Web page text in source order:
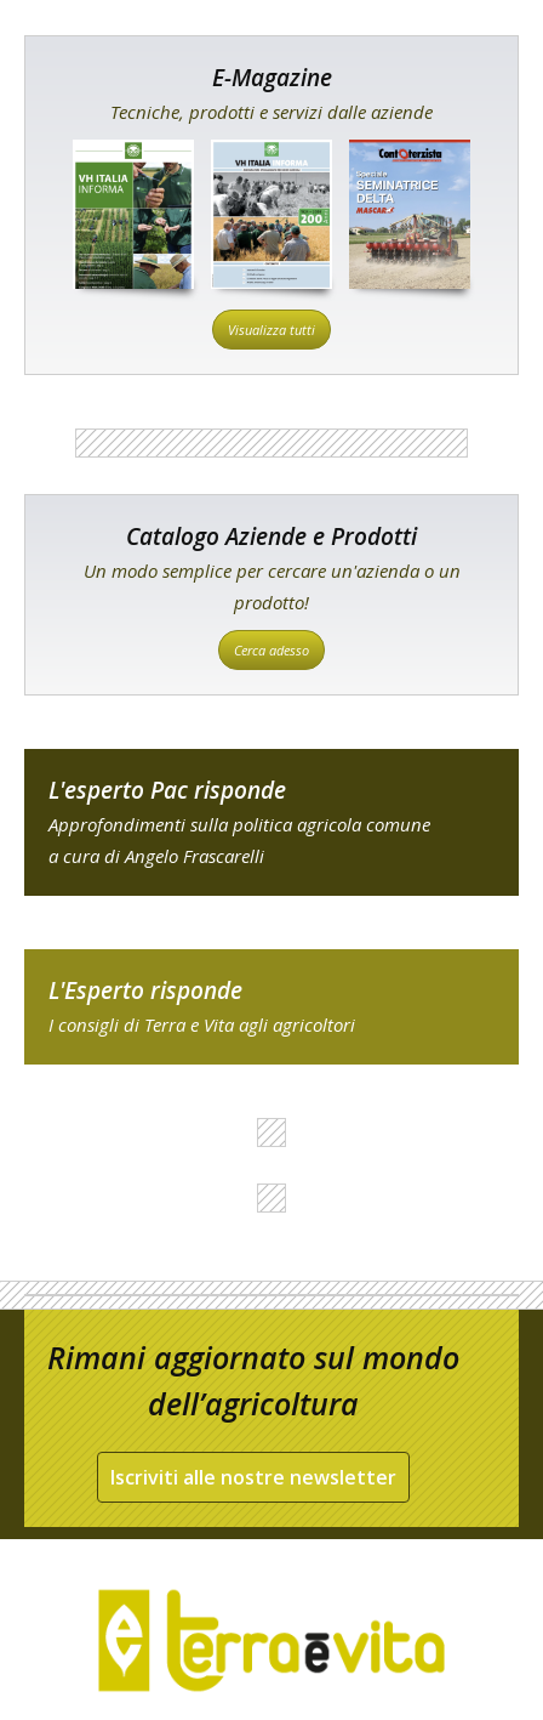
E-Magazine
Tecniche, prodotti e servizi dalle aziende
Visualizza tutti
Catalogo Aziende e Prodotti
Un modo semplice per cercare un'azienda o un
prodotto!
Cerca adesso
L'esperto Pac risponde
Approfondimenti sulla politica agricola comune
a cura di Angelo Frascarelli
L'Esperto risponde
I consigli di Terra e Vita agli agricoltori
Rimani aggiornato sul mondo
dell’agricoltura
Iscriviti alle nostre newsletter